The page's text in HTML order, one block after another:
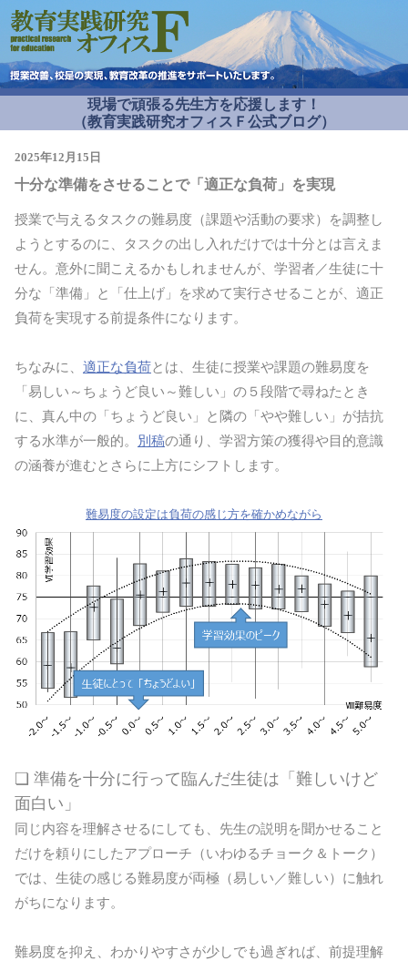
現場で頑張る先生方を応援します！
（教育実践研究オフィスＦ公式ブログ）
2025年12月15日
十分な準備をさせることで「適正な負荷」を実現
授業で与えるタスクの難易度（課題や活動の要求）を調整し
ようとするのに、タスクの出し入れだけでは十分とは言えま
せん。意外に聞こえるかもしれませんが、学習者／生徒に十
分な「準備」と「仕上げ」を求めて実行させることが、適正
負荷を実現する前提条件になります。
ちなみに、 適正な負荷とは、生徒に授業や課題の難易度を
「易しい～ちょうど良い～難しい」の５段階で尋ねたとき
に、真ん中の「ちょうど良い」と隣の「やや難しい」が拮抗
する水準が一般的。 別稿の通り、学習方策の獲得や目的意識
の涵養が進むとさらに上方にシフトします。
難易度の設定は負荷の感じ方を確かめながら
❏ 準備を十分に行って臨んだ生徒は「難しいけど
面白い」
同じ内容を理解させるにしても、先生の説明を聞かせること
だけを頼りにしたアプローチ（いわゆるチョーク＆トーク）
では、生徒の感じる難易度が両極（易しい／難しい）に触れ
がちになります。
難易度を抑え、わかりやすさが少しでも過ぎれば、前提理解